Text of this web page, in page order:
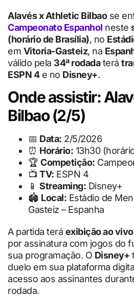
Alavés x Athletic Bilbaose
Campeonato Espanhol neste
(horário de Brasília), no
em Vitoria-Gasteiz, na
válido pela 34ª rodadaterá
ESPN 4e no Disney+.
Onde assistir:
Bilbao (2/5)
📅 Data: 2/5/2026
⏰ Horário: 13h30
🏆 Competição:
📺 TV: ESPN 4
📱 Streaming: Disney+
🏟 Local: Estádio de
Gasteiz – Espanha
A partida terá exibição ao vivo
por assinatura com jogos do
sua programação. O Disney+
duelo em sua plataforma
acesso aos assinantes
rodada.